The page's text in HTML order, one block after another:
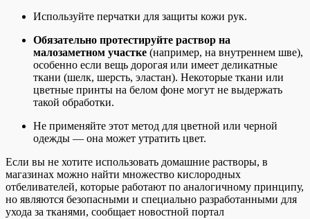
Используйте перчатки для защиты кожи рук.
Обязательно протестируйте раствор на
малозаметном участке (например, на внутреннем шве),
особенно если вещь дорогая или имеет деликатные
ткани (шелк, шерсть, эластан). Некоторые ткани или
цветные принты на белом фоне могут не выдержать
такой обработки.
Не применяйте этот метод для цветной или черной
одежды — она может утратить цвет.
Если вы не хотите использовать домашние растворы, в
магазинах можно найти множество кислородных
отбеливателей, которые работают по аналогичному принципу,
но являются безопасными и специально разработанными для
ухода за тканями, сообщает новостной портал